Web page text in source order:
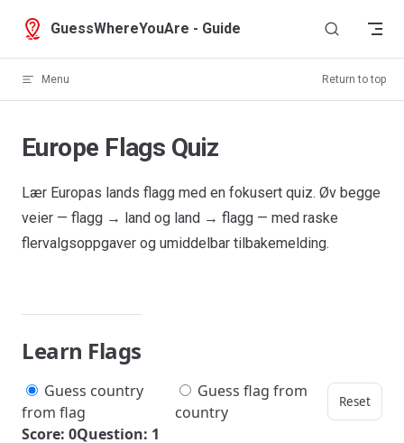
Skip to content
GuessWhereYouAre - Guide
Menu Return to top
Europe Flags Quiz
Lær Europas lands flagg med en fokusert quiz. Øv begge
veier — flagg → land og land → flagg — med raske
flervalgsoppgaver og umiddelbar tilbakemelding.
Learn Flags
Guess country
from flag
Guess flag from
country
Reset
Score: 0Question: 1